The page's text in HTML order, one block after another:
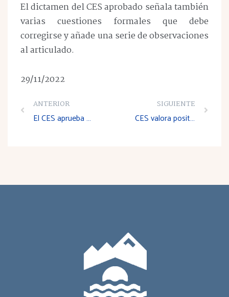
El dictamen del CES aprobado señala también
varias cuestiones formales que debe
corregirse y añade una serie de observaciones
al articulado.
29/11/2022
ANTERIOR
El CES aprueba el Dictamen sobre el Anteproyecto de Ley que aprueba el Plan Regional de Carreteras 2022- 2030
SIGUIENTE
CES valora positivamente el Anteproyecto de Ley de Agricultura y Ganadería pero apunta cuestiones “a mejorar”